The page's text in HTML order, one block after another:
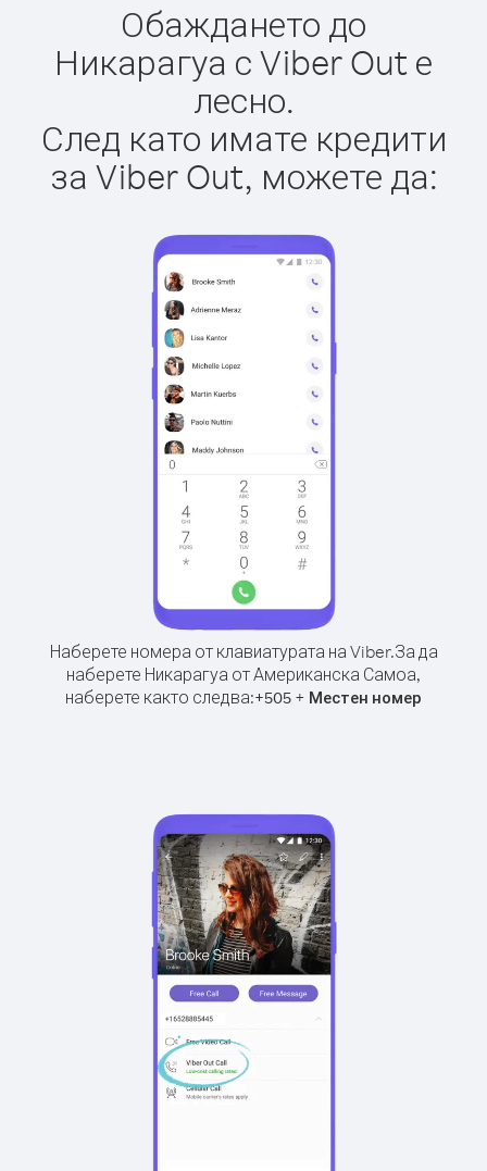
Обаждането до
Никарагуа с Viber Out е
лесно.
След като имате кредити
за Viber Out, можете да:
Наберете номера от клавиатурата на Viber.За да
наберете Никарагуа от Американска Самоа,
наберете както следва:+505 + Местен номер